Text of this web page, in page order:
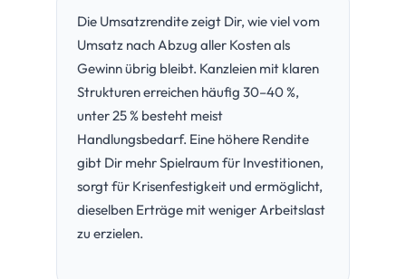
Die Umsatzrendite zeigt Dir, wie viel vom
Umsatz nach Abzug aller Kosten als
Gewinn übrig bleibt. Kanzleien mit klaren
Strukturen erreichen häufig 30–40 %,
unter 25 % besteht meist
Handlungsbedarf. Eine höhere Rendite
gibt Dir mehr Spielraum für Investitionen,
sorgt für Krisenfestigkeit und ermöglicht,
dieselben Erträge mit weniger Arbeitslast
zu erzielen.